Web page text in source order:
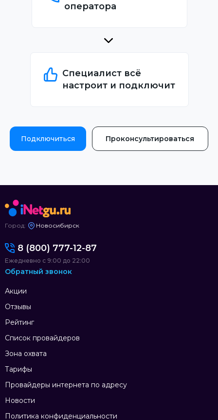
оператора
Специалист всё
настроит и подключит
Подключиться Проконсультироваться
Город: Новосибирск
Акции
Отзывы
Рейтинг
Список провайдеров
Зона охвата
Тарифы
Провайдеры интернета по адресу
Новости
Политика конфиденциальности
8 (800) 777-12-87
Ежедневно с 9:00 до 22:00
Обратный звонок